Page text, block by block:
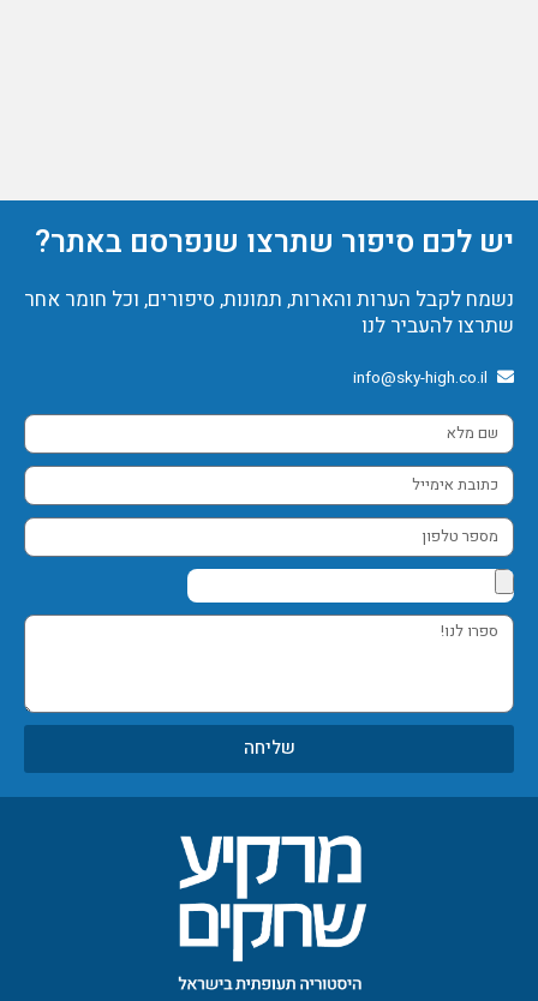
יש לכם סיפור שתרצו שנפרסם באתר?
נשמח לקבל הערות והארות, תמונות, סיפורים, וכל חומר אחר
שתרצו להעביר לנו
info@sky-high.co.il
שם
מלא
כתובת
אימייל
מספר
טלפון
ספרו
שליחה